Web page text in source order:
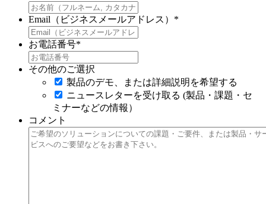
Email（ビジネスメールアドレス） *
お電話番号*
その他のご選択
製品のデモ、または詳細説明を希望する
ニュースレターを受け取る (製品・課題・セ
ミナーなどの情報）
コメント